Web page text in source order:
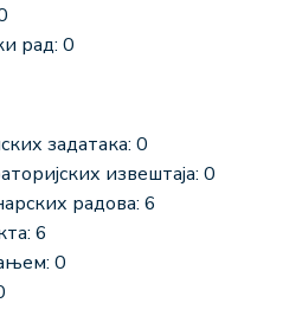
рад: 0
задатака: 0
извештаја: 0
радова: 6
6
0